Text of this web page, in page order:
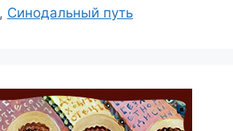
, Синодальный путь